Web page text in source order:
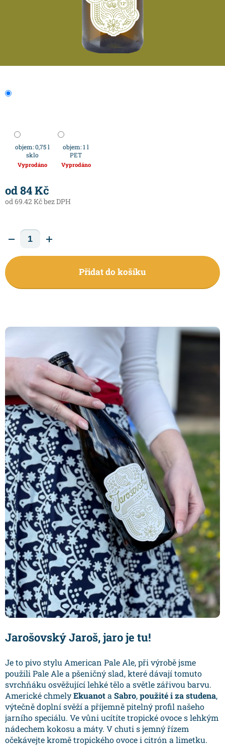
objem: 0,75 l
sklo
Vyprodáno
objem: 1 l
PET
Vyprodáno
od84 Kč
od69.42 Kčbez DPH
Přidat do košíku
Jarošovský Jaroš, jaro je tu!
Je to pivo stylu American Pale Ale, při výrobě jsme
použili Pale Ale a pšeničný slad, které dávají tomuto
svrchňáku osvěžující lehké tělo a světle zářivou barvu.
Americké chmelyEkuanotaSabro,použité i za studena,
výtečně doplní svěží a příjemně pitelný profil našeho
jarního speciálu. Ve vůni ucítíte tropické ovoce s lehkým
nádechem kokosu a máty. V chuti s jemný řízem
očekávejte kromě tropického ovoce i citrón a limetku.